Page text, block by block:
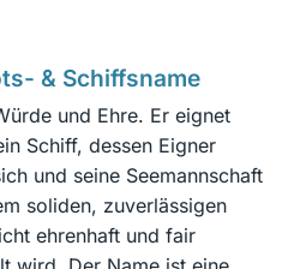
& Schiffsname
und Ehre. Er eignet
Schiff, dessen Eigner
und seine Seemannschaft
soliden, zuverlässigen
ehrenhaft und fair